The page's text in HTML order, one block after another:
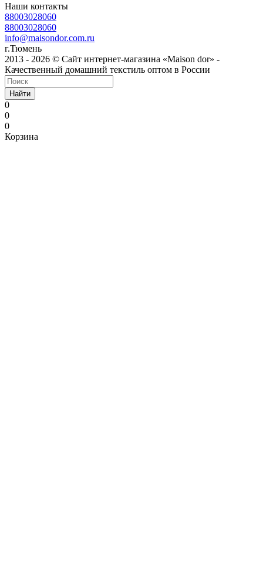
Наши контакты
88003028060
88003028060
info@maisondor.com.ru
г.Тюмень
2013 - 2026 © Сайт интернет-магазина «Maison dor» -
Качественный домашний текстиль оптом в России
Найти
0
0
0
Корзина